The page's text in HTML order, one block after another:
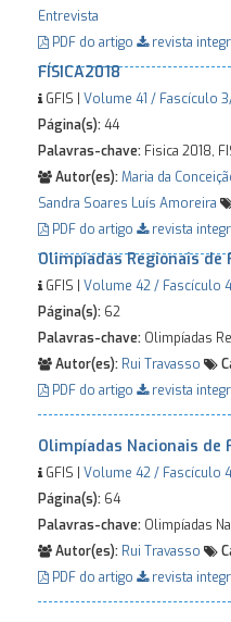
Entrevista
PDF do artigo
revista
FÍSICA2018
GFIS | Volume 41 / Fascículo
Página(s):44
Palavras-chave: Fisica 2018,
Autor(es):Maria da
Sandra Soares Luís Amoreira
PDF do artigo
revista
Olimpíadas Regionais de
GFIS | Volume 42 / Fascículo
Página(s): 62
Palavras-chave: Olimpíadas
Autor(es): Rui Travasso
PDF do artigo
revista
Olimpíadas Nacionais de
GFIS | Volume 42 / Fascículo
Página(s): 64
Palavras-chave: Olimpíadas
Autor(es): Rui Travasso
PDF do artigo
revista